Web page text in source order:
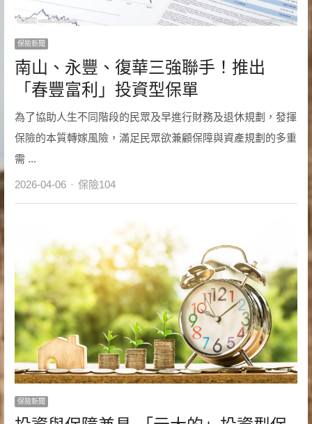
保險新聞
南山、永豐、復華三強聯手！推出
「春豐富利」投資型保單
為了協助人生不同階段的民眾及早進行財務及退休規劃，發揮
保險的本質轉嫁風險，滿足民眾欲兼顧保障與資產規劃的多重
需 ...
2026-04-06 Author
保險104
保險新聞